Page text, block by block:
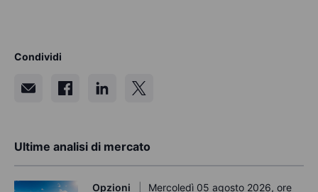
Condividi
Ultime analisi di mercato
Opzioni
Mercoledì 05 agosto 2026, ore